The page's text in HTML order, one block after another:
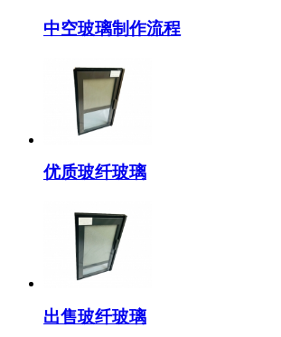
中空玻璃制作流程
优质玻纤玻璃
出售玻纤玻璃